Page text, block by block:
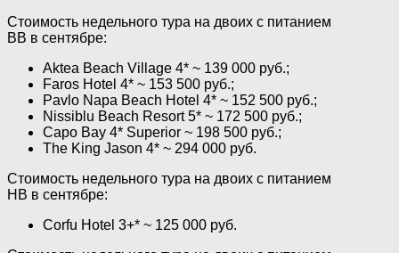
Стоимость недельного тура на двоих с питанием
BB в сентябре:
Aktea Beach Village 4* ~ 139 000 руб.;
Faros Hotel 4* ~ 153 500 руб.;
Pavlo Napa Beach Hotel 4* ~ 152 500 руб.;
Nissiblu Beach Resort 5* ~ 172 500 руб.;
Capo Bay 4* Superior ~ 198 500 руб.;
The King Jason 4* ~ 294 000 руб.
Стоимость недельного тура на двоих с питанием
HB в сентябре:
Corfu Hotel 3+* ~ 125 000 руб.